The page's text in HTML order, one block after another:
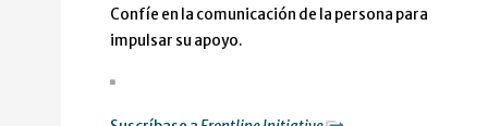
Confíe en la comunicación de la persona para
impulsar su apoyo.